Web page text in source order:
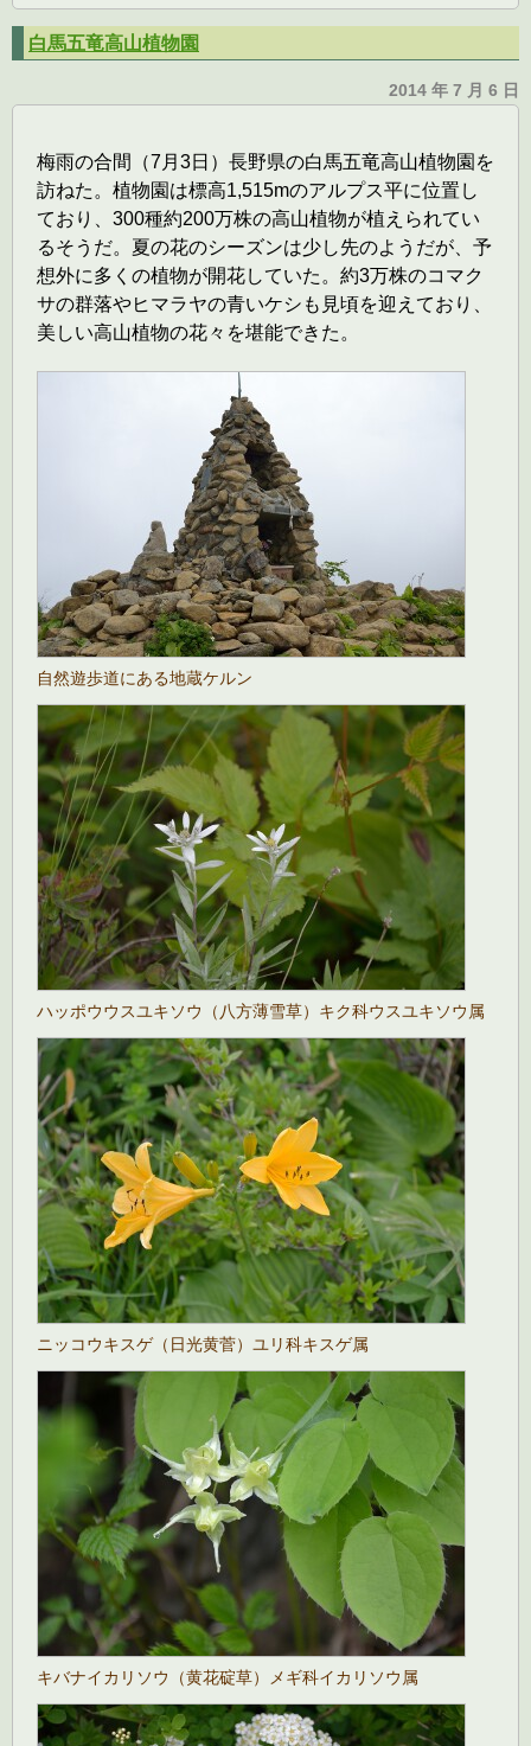
白馬五竜高山植物園
2014 年 7 月 6 日
梅雨の合間（7月3日）長野県の白馬五竜高山植物園を
訪ねた。植物園は標高1,515mのアルプス平に位置し
ており、300種約200万株の高山植物が植えられてい
るそうだ。夏の花のシーズンは少し先のようだが、予
想外に多くの植物が開花していた。約3万株のコマク
サの群落やヒマラヤの青いケシも見頃を迎えており、
美しい高山植物の花々を堪能できた。
自然遊歩道にある地蔵ケルン
ハッポウウスユキソウ（八方薄雪草）キク科ウスユキソウ属
ニッコウキスゲ（日光黄菅）ユリ科キスゲ属
キバナイカリソウ（黄花碇草）メギ科イカリソウ属